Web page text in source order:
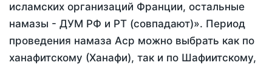
исламских организаций Франции, остальные
намазы - ДУМ РФ и РТ (совпадают)». Период
проведения намаза Аср можно выбрать как по
ханафитскому (Ханафи), так и по Шафиитскому,